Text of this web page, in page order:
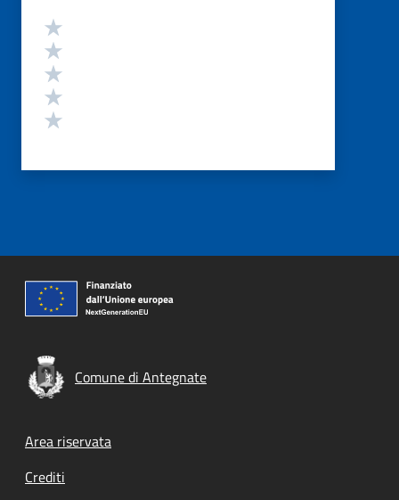
Valutazione
Comune di Antegnate
Footer menu
Area riservata
Crediti